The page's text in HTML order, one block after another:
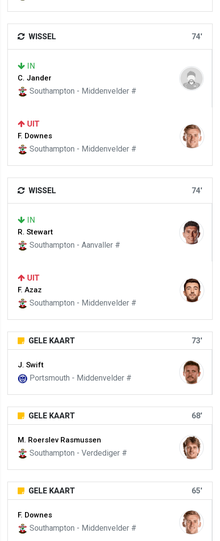
WISSEL 74'
IN
C. Jander
Southampton - Middenvelder #
UIT
F. Downes
Southampton - Middenvelder #
WISSEL 74'
IN
R. Stewart
Southampton - Aanvaller #
UIT
F. Azaz
Southampton - Middenvelder #
GELE KAART 73'
J. Swift
Portsmouth - Middenvelder #
GELE KAART 68'
M. Roerslev Rasmussen
Southampton - Verdediger #
GELE KAART 65'
F. Downes
Southampton - Middenvelder #